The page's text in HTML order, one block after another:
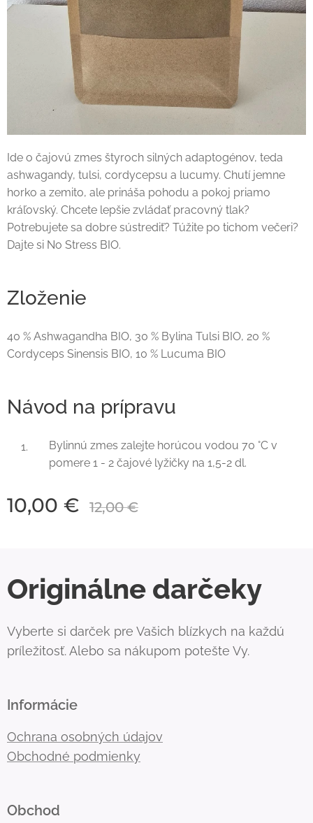
Ide o čajovú zmes štyroch silných adaptogénov, teda
ashwagandy, tulsi, cordycepsu a lucumy. Chutí jemne
horko a zemito, ale prináša pohodu a pokoj priamo
kráľovský. Chcete lepšie zvládať pracovný tlak?
Potrebujete sa dobre sústrediť? Túžite po tichom večeri?
Dajte si No Stress BIO.
Zloženie
40 % Ashwagandha BIO, 30 % Bylina Tulsi BIO, 20 %
Cordyceps Sinensis BIO, 10 % Lucuma BIO
Návod na prípravu
Bylinnú zmes zalejte horúcou vodou 70 °C v
pomere 1 - 2 čajové lyžičky na 1,5-2 dl.
10,00 € 12,00€
Originálne darčeky
Vyberte si darček pre Vašich blízkych na každú
príležitosť. Alebo sa nákupom potešte Vy.
Informácie
Ochrana osobných údajov
Obchodné podmienky
Obchod